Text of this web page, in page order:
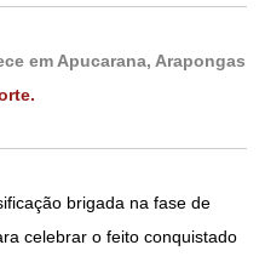
em Apucarana, Arapongas
brigada na fase de
celebrar o feito conquistado